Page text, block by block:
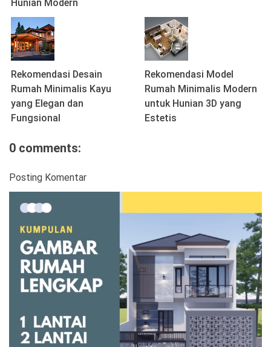
Hunian Modern
Rekomendasi Desain
Rumah Minimalis Kayu
yang Elegan dan
Fungsional
Rekomendasi Model
Rumah Minimalis Modern
untuk Hunian 3D yang
Estetis
0 comments:
Posting Komentar